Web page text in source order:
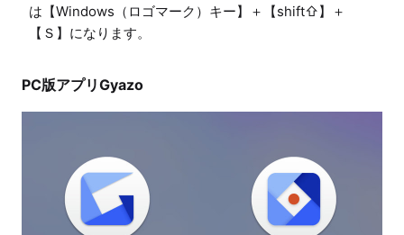
は【Windows（ロゴマーク）キー】＋【shift⇧】＋
【Ｓ】になります。
PC版アプリGyazo